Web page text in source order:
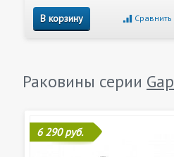
В корзину Сравнить
Раковины серии Gap
6 290 руб.